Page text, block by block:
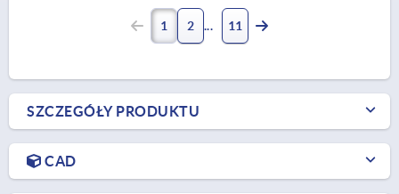
1 2 11
SZCZEGÓŁY PRODUKTU
CAD